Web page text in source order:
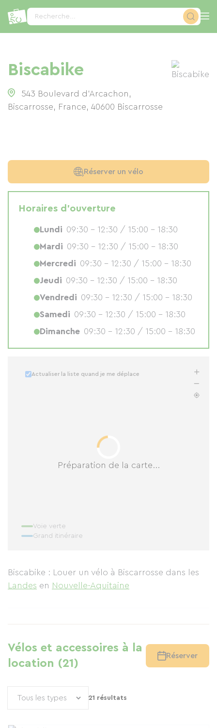
Recherche...
Biscabike
543 Boulevard d'Arcachon,
Biscarrosse, France, 40600 Biscarrosse
Préparation de la carte...
Actualiser la liste quand je me déplace
Voie verte
Grand itinéraire
Biscabike : Louer un vélo à Biscarrosse dans les
Landes en Nouvelle-Aquitaine
Vélos et accessoires à la
location (21)
Réserver
21 résultats
Réserver un vélo
Horaires d'ouverture
Lundi 09:30 - 12:30 / 15:00 - 18:30
Mardi 09:30 - 12:30 / 15:00 - 18:30
Mercredi 09:30 - 12:30 / 15:00 - 18:30
Jeudi 09:30 - 12:30 / 15:00 - 18:30
Vendredi 09:30 - 12:30 / 15:00 - 18:30
Samedi 09:30 - 12:30 / 15:00 - 18:30
Dimanche 09:30 - 12:30 / 15:00 - 18:30
Panneau de gestion des cookies